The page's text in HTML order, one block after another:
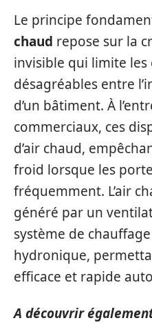
Le principe
chaud repose sur la
invisible qui limite
désagréables entre
d’un bâtiment. À
commerciaux, ces
d’air chaud,
froid lorsque les
fréquemment. L’air
généré par un
système de
hydronique,
efficace et rapide
A découvrir